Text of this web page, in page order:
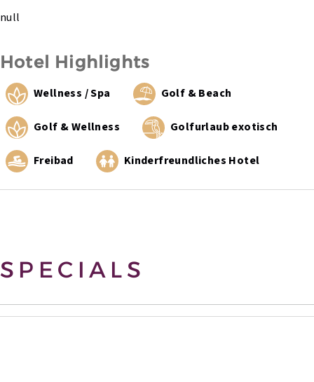
null
Hotel Highlights
Wellness / Spa Golf & Beach
Golf & Wellness Golfurlaub exotisch
Freibad Kinderfreundliches Hotel
SPECIALS